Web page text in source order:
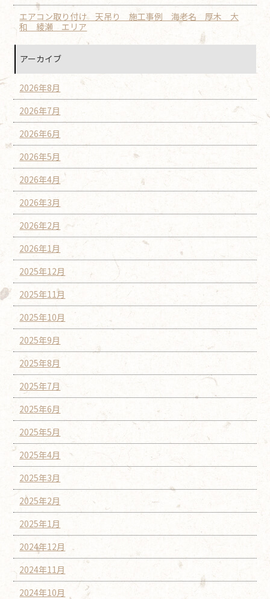
エアコン取り付け 天吊り 施工事例 海老名 厚木 大
和 綾瀬 エリア
アーカイブ
2026年8月
2026年7月
2026年6月
2026年5月
2026年4月
2026年3月
2026年2月
2026年1月
2025年12月
2025年11月
2025年10月
2025年9月
2025年8月
2025年7月
2025年6月
2025年5月
2025年4月
2025年3月
2025年2月
2025年1月
2024年12月
2024年11月
2024年10月